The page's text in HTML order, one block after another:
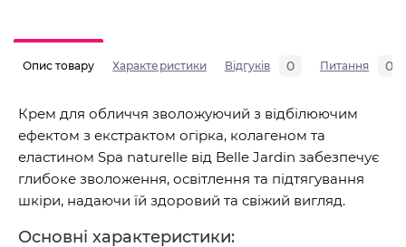
Опис товару Характеристики Відгуків 0 Питання 0
Крем для обличчя зволожуючий з відбілюючим
ефектом з екстрактом огірка, колагеном та
еластином Spa naturelle від Belle Jardin забезпечує
глибоке зволоження, освітлення та підтягування
шкіри, надаючи їй здоровий та свіжий вигляд.
Основні характеристики: